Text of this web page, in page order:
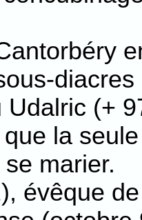
Udalric (+
la
marier.
évêque